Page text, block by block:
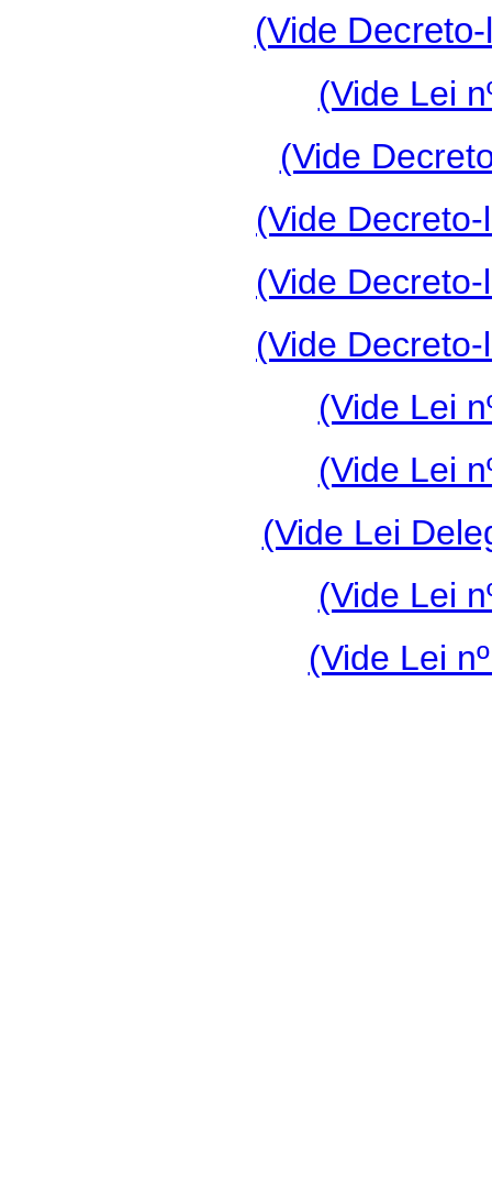
(Vide
(Vide Lei
(Vide
(Vide
(Vide
(Vide
(Vide Lei
(Vide Lei
(Vide Lei
(Vide Lei
(Vide Lei